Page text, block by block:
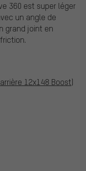
360 est super léger
un angle de
grand joint en
12x148 Boost)